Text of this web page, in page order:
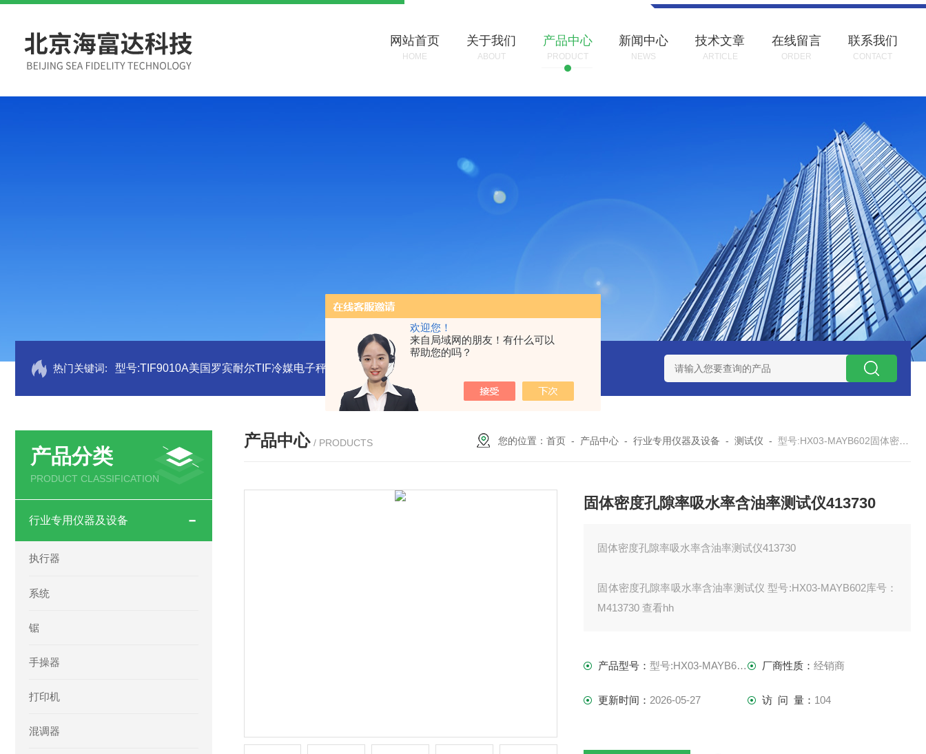
欢迎您！
来自局域网的朋友！有什么可以
帮助您的吗？
网站首页
HOME
关于我们
ABOUT
产品中心
PRODUCT
新闻中心
NEWS
技术文章
ARTICLE
在线留言
ORDER
联系我们
CONTACT
热门关键词: 型号:TIF9010A美国罗宾耐尔TIF冷媒电子秤/衡器：M340780 型号:ZB960/ZXQC-ABS-ZD汽车ABS诊断仪库号
产品分类
PRODUCT CLASSIFICATION
行业专用仪器及设备
执行器
系统
锯
手操器
打印机
混调器
产品中心 / PRODUCTS 您的位置：首页 - 产品中心 -行业专用仪器及设备 -测试仪 -型号:HX03-MAYB602固体密度孔隙率吸水率含油率测试仪413730
固体密度孔隙率吸水率含油率测试仪413730
固体密度孔隙率吸水率含油率测试仪413730
固体密度孔隙率吸水率含油率测试仪 型号:HX03-MAYB602库号：
M413730 查看hh
铝、轴承成品、合金、膏体、粉末冶金、致密陶瓷、磁性材料、
产品型号：型号:HX03-MAYB602 厂商性质： 经销商
更新时间： 2026-05-27 访 问 量： 104